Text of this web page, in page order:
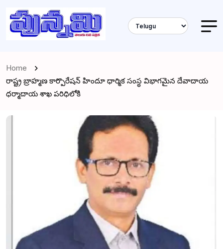
Home
రాష్ట్ర బ్రాహ్మణ కార్పొరేషన్ హిందూ ధార్మిక సంస్థ విభాగమైన దేవాదాయ
ధర్మాదాయ శాఖ పరిధిలోకి